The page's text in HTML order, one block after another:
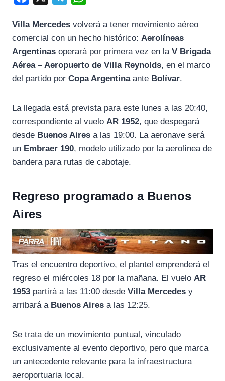
c
e
b
l
e
g
a
t
s
Villa Mercedes volverá a tener movimiento aéreo
comercial con un hecho histórico: Aerolíneas
Argentinas operará por primera vez en la V Brigada
Aérea – Aeropuerto de Villa Reynolds, en el marco
del partido por Copa Argentinaante Bolívar.
La llegada está prevista para este lunes a las 20:40,
correspondiente al vuelo AR 1952, que despegará
desde Buenos Aires a las 19:00. La aeronave será
un Embraer 190, modelo utilizado por la aerolínea de
bandera para rutas de cabotaje.
Regreso programado a Buenos
Aires
Tras el encuentro deportivo, el plantel emprenderá el
regreso el miércoles 18 por la mañana. El vuelo AR
1953 partirá a las 11:00 desde Villa Mercedes y
arribará a Buenos Aires a las 12:25.
Se trata de un movimiento puntual, vinculado
exclusivamente al evento deportivo, pero que marca
un antecedente relevante para la infraestructura
aeroportuaria local.